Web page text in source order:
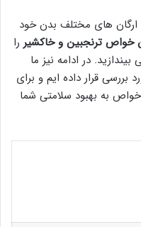
ارگان های مختلف بدن خود
خواص ترنجبین و خاکشیر را
در ادامه نیز ما
قرار داده ایم و برای
به بهبود سلامتی شما